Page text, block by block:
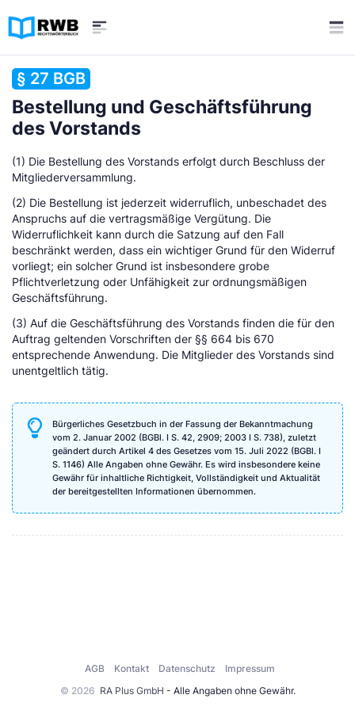
§ 27 BGB
Bestellung und Geschäftsführung
des Vorstands
(1) Die Bestellung des Vorstands erfolgt durch Beschluss der
Mitgliederversammlung.
(2) Die Bestellung ist jederzeit widerruflich, unbeschadet des
Anspruchs auf die vertragsmäßige Vergütung. Die
Widerruflichkeit kann durch die Satzung auf den Fall
beschränkt werden, dass ein wichtiger Grund für den Widerruf
vorliegt; ein solcher Grund ist insbesondere grobe
Pflichtverletzung oder Unfähigkeit zur ordnungsmäßigen
Geschäftsführung.
(3) Auf die Geschäftsführung des Vorstands finden die für den
Auftrag geltenden Vorschriften der §§ 664 bis 670
entsprechende Anwendung. Die Mitglieder des Vorstands sind
unentgeltlich tätig.
Bürgerliches Gesetzbuch in der Fassung der Bekanntmachung
vom 2. Januar 2002 (BGBl. I S. 42, 2909; 2003 I S. 738), zuletzt
geändert durch Artikel 4 des Gesetzes vom 15. Juli 2022 (BGBl. I
S. 1146) Alle Angaben ohne Gewähr. Es wird insbesondere keine
Gewähr für inhaltliche Richtigkeit, Vollständigkeit und Aktualität
der bereitgestellten Informationen übernommen.
© 2026 RA Plus GmbH - Alle Angaben ohne Gewähr.
AGB Kontakt Datenschutz Impressum